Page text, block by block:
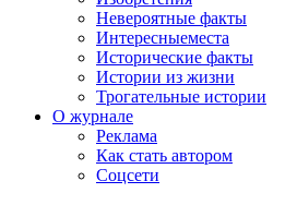
Невероятные факты
Интересныеместа
Исторические факты
Истории из жизни
Трогательные истории
О журнале
Реклама
Как стать автором
Соцсети